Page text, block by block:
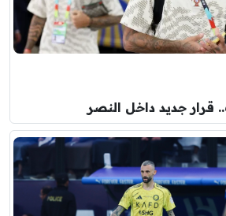
قرار جديد داخل النصر